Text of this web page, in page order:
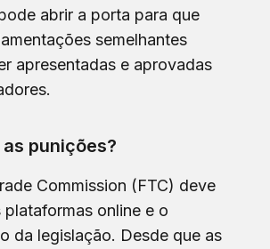
abrir a porta para que
semelhantes
apresentadas e aprovadas
punições?
Commission (FTC) deve
online e o
da legislação. Desde que as